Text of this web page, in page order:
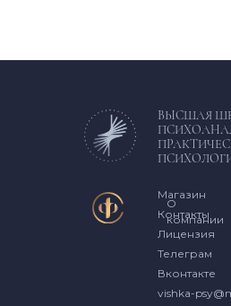
Контакты
Лицензия
Телеграм
Вконтакте
vishka-
Магазин
О
компании
ВЫСШАЯ